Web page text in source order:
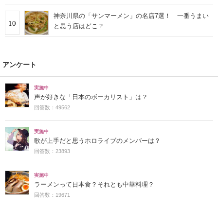
10
神奈川県の「サンマーメン」の名店7選！ 一番うまい
と思う店はどこ？
アンケート
実施中
声が好きな「日本のボーカリスト」は？
回答数：49562
実施中
歌が上手だと思うホロライブのメンバーは？
回答数：23893
実施中
ラーメンって日本食？それとも中華料理？
回答数：19671